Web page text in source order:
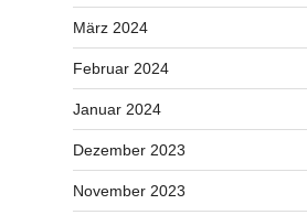
März 2024
Februar 2024
Januar 2024
Dezember 2023
November 2023